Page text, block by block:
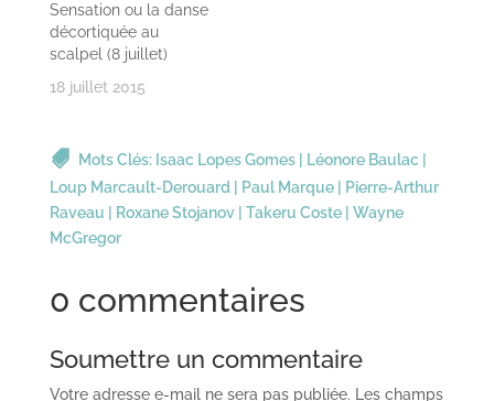
Sensation ou la danse
décortiquée au
scalpel (8 juillet)
18 juillet 2015
Mots Clés: Isaac Lopes Gomes| Léonore Baulac|
Loup Marcault-Derouard
Paul Marque|
Pierre-Arthur
Raveau
Roxane Stojanov| Takeru Coste| Wayne
McGregor
0 commentaires
Soumettre un commentaire
Votre adresse e-mail ne sera pas publiée.
Les champs